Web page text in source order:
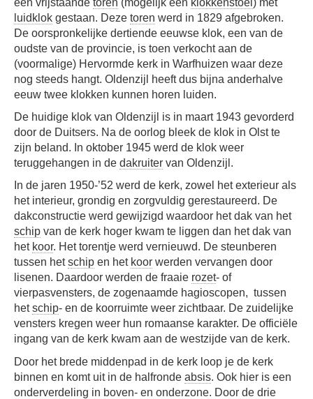
een vrijstaande toren (mogelijk een klokkenstoel ) met
luidklok gestaan. Deze toren werd in 1829 afgebroken.
De oorspronkelijke dertiende eeuwse klok, een van de
oudste van de provincie, is toen verkocht aan de
(voormalige) Hervormde kerk in Warfhuizen waar deze
nog steeds hangt. Oldenzijl heeft dus bijna anderhalve
eeuw twee klokken kunnen horen luiden.
De huidige klok van Oldenzijl is in maart 1943 gevorderd
door de Duitsers. Na de oorlog bleek de klok in Olst te
zijn beland. In oktober 1945 werd de klok weer
teruggehangen in de dakruiter van Oldenzijl.
In de jaren 1950-’52 werd de kerk, zowel het exterieur als
het interieur, grondig en zorgvuldig gerestaureerd. De
dakconstructie werd gewijzigd waardoor het dak van het
schip van de kerk hoger kwam te liggen dan het dak van
het koor. Het torentje werd vernieuwd. De steunberen
tussen hetschip en het koor werden vervangen door
lisenen. Daardoor werden de fraaie rozet- of
vierpasvensters, de zogenaamde hagioscopen, tussen
hetschip- en de koorruimte weer zichtbaar. De zuidelijke
vensters kregen weer hun romaanse karakter. De officiële
ingang van de kerk kwam aan de westzijde van de kerk.
Door het brede middenpad in de kerk loop je de kerk
binnen en komt uit in de halfronde absis. Ook hier is een
onderverdeling in boven- en onderzone. Door de drie